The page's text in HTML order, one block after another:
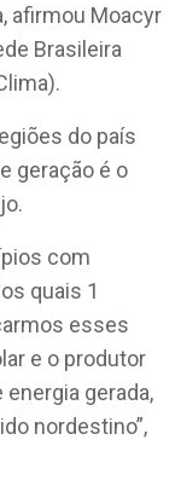
afirmou Moacyr
Brasileira
do país
geração é o
com
quais 1
esses
e o produtor
gerada,
nordestino”,